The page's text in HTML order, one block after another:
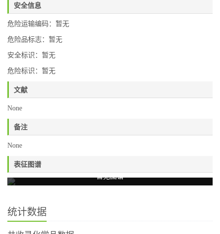
安全信息
危险运输编码：暂无
危险品标志：暂无
安全标识：暂无
危险标识：暂无
文献
None
备注
None
表征图谱
暂无图谱
统计数据